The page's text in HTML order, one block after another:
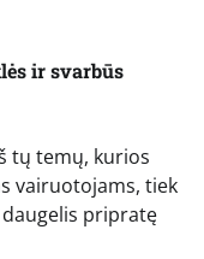
ir svarbūs
tų temų, kurios
vairuotojams, tiek
pripratę